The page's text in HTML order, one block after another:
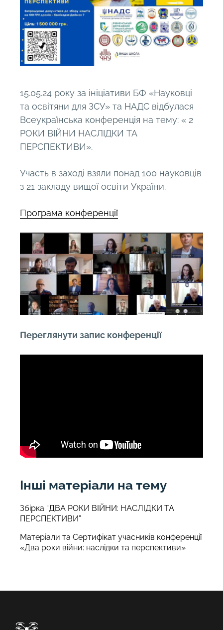
15.05.24 року за ініціативи БФ «Науковці
та освітяни для ЗСУ» та НАДС відбулася
Всеукраїнська конференція на тему: « 2
РОКИ ВІЙНИ НАСЛІДКИ ТА
ПЕРСПЕКТИВИ».
Участь в заході взяли понад 100 науковців
з 21 закладу вищої освіти України.
Програма конференції
Переглянути запис конференції
Інші матеріали на тему
Збірка “ДВА РОКИ ВІЙНИ: НАСЛІДКИ ТА
ПЕРСПЕКТИВИ”
Матеріали та Сертифікат учасників конференції
«Два роки війни: наслідки та перспективи»